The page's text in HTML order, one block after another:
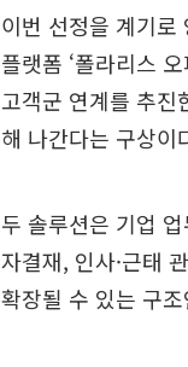
이번 선정을 계기로
플랫폼 ‘폴라리스
고객군 연계를 추진
해 나간다는 구상이
두 솔루션은 기업
자결재, 인사·근태
확장될 수 있는 구